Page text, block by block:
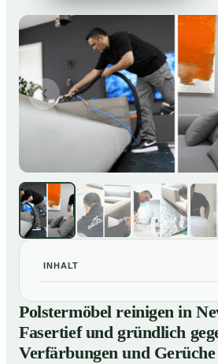
INHALT
Polstermöbel reinigen in
gründlich gegen Flecken,
02So reinigen unsere Profis
Polstermöbel reinigen in
Fasertief und gründlich
Verfärbungen und Gerüche